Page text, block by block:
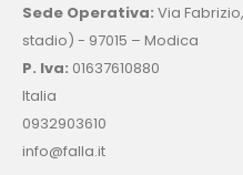
Sede Operativa: Via
stadio) - 97015 – Modica
P. Iva: 01637610880
Italia
0932903610
info@falla.it